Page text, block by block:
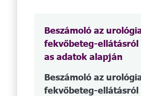
Beszámoló az
fekvőbeteg-ellátásról
as adatok alapján
Beszámoló az
fekvőbeteg-ellátásról